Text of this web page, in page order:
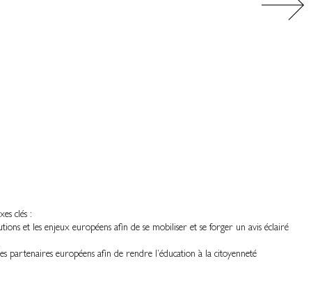
clés :
et les enjeux européens afin de se mobiliser et se forger un avis éclairé
partenaires européens afin de rendre l’éducation à la citoyenneté